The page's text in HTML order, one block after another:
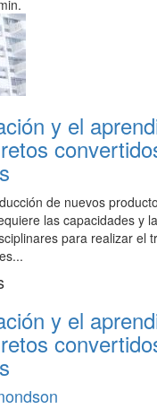
y el
de nuevos
las capacidades y
para realizar el
y el